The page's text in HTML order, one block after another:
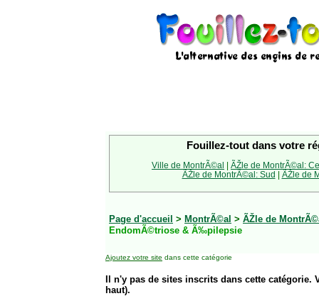
Fouillez-tout dans votre
Ville de MontrÃ©al | ÃŽle de MontrÃ©al:
ÃŽle de MontrÃ©al: Sud | ÃŽle de
Page d'accueil > MontrÃ©al > ÃŽle de
EndomÃ©triose & Ã‰pilepsie
Ajoutez votre site dans cette catégorie
Il n'y pas de sites inscrits dans cette
haut).